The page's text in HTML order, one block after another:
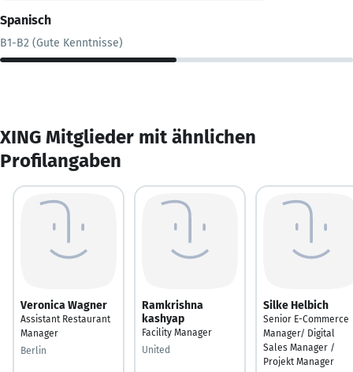
Spanisch
B1-B2 (Gute Kenntnisse)
XING Mitglieder mit ähnlichen
Profilangaben
Veronica Wagner
Assistant Restaurant
Manager
Berlin
Ramkrishna
kashyap
Facility Manager
United
Silke Helbich
Senior E-Commerce
Manager/ Digital
Sales Manager /
Projekt Manager